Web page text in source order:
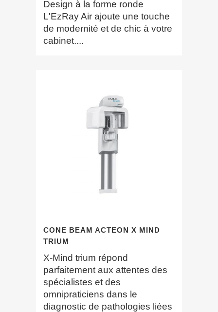
Design à la forme ronde
L'EzRay Air ajoute une touche
de modernité et de chic à votre
cabinet....
CONE BEAM ACTEON X MIND
TRIUM
X-Mind trium répond
parfaitement aux attentes des
spécialistes et des
omnipraticiens dans le
diagnostic de pathologies liées